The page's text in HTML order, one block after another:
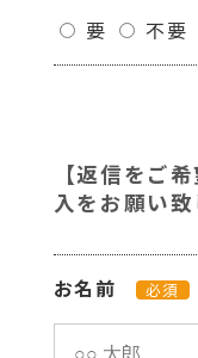
要 不要
【返信をご
入をお願い致
お名前 必須